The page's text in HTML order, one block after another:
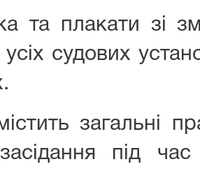
та плакати зі
судових
загальні
під